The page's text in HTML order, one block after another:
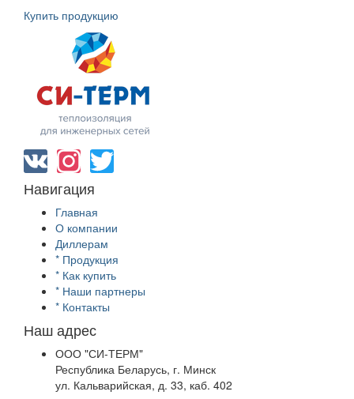
Купить продукцию
Навигация
Главная
О компании
Диллерам
* Продукция
* Как купить
* Наши партнеры
* Контакты
Наш адрес
ООО "СИ-ТЕРМ"
Республика Беларусь, г. Минск
ул. Кальварийская, д. 33, каб. 402